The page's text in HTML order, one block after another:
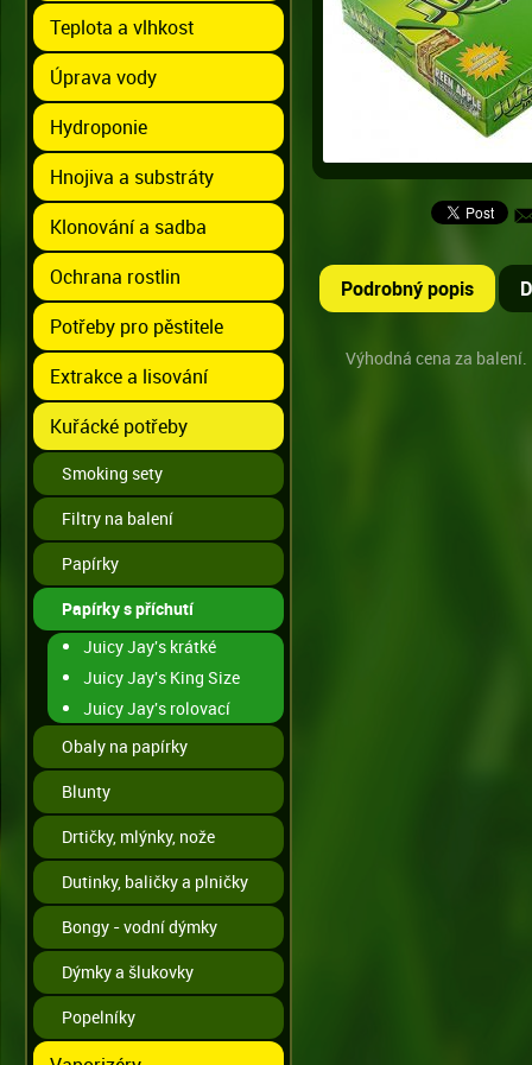
Teplota a vlhkost
Úprava vody
Hydroponie
Hnojiva a substráty
Klonování a sadba
Ochrana rostlin
Potřeby pro pěstitele
Extrakce a lisování
Kuřácké potřeby
Smoking sety
Filtry na balení
Papírky
Papírky s příchutí
Juicy Jay's krátké
Juicy Jay's King Size
Juicy Jay's rolovací
Obaly na papírky
Blunty
Drtičky, mlýnky, nože
Dutinky, baličky a plničky
Bongy - vodní dýmky
Dýmky a šlukovky
Popelníky
Podrobný popis
Výhodná cena za balení.